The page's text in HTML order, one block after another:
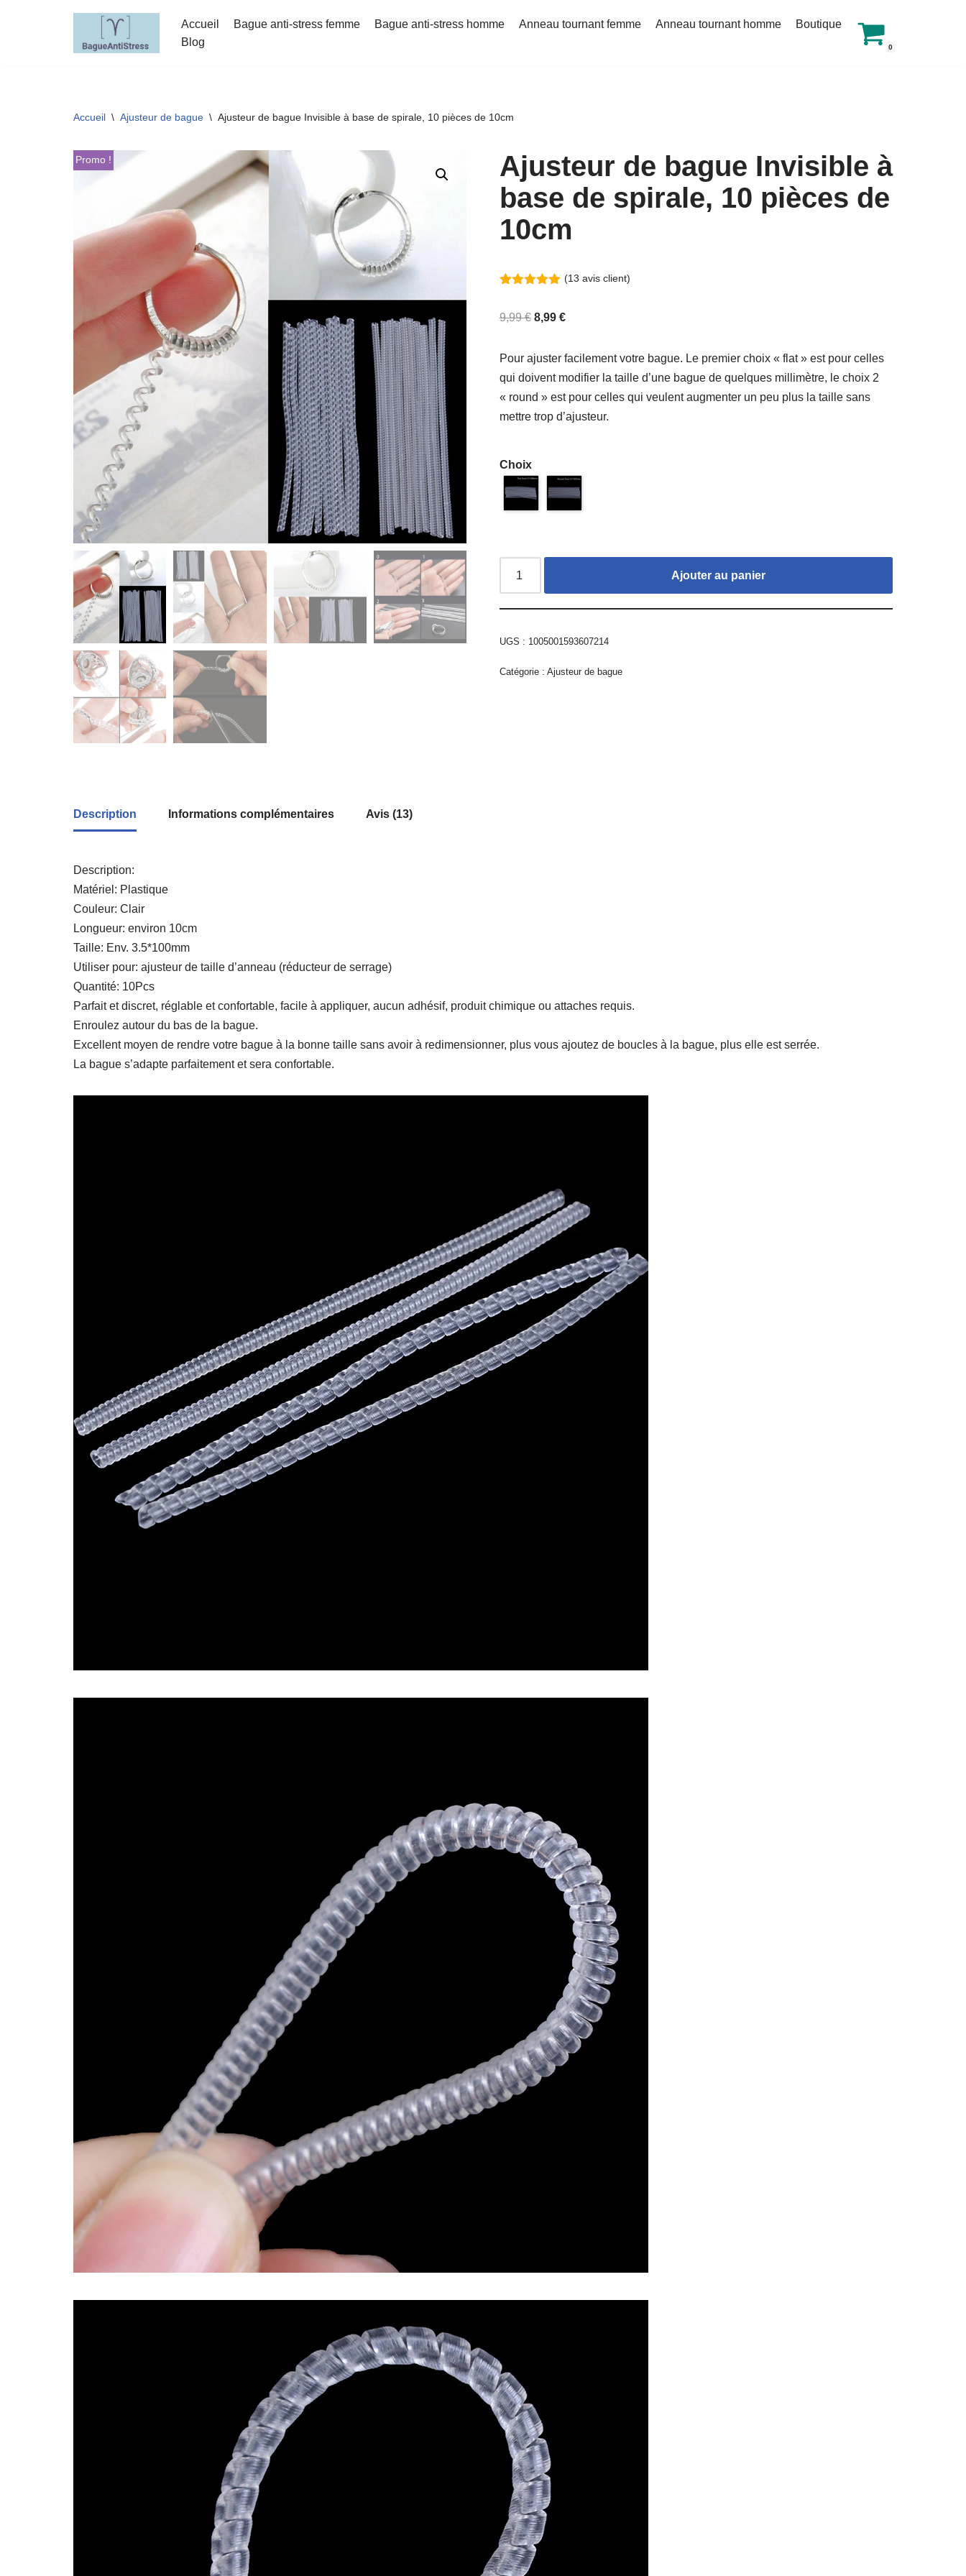
Accueil Bague anti-stress femme Bague anti-stress homme Anneau tournant femme Anneau tournant homme
Boutique
Blog
0
Accueil \ Ajusteur de bague \ Ajusteur de bague Invisible à base de spirale, 10 pièces de 10cm
Promo !
Ajusteur de bague Invisible à
base de spirale, 10 pièces de
10cm
basé sur
(13 avis client)
9,99€ 8,99 €
Pour ajuster facilement votre bague. Le premier choix « flat » est pour celles
qui doivent modifier la taille d’une bague de quelques millimètre, le choix 2
« round » est pour celles qui veulent augmenter un peu plus la taille sans
mettre trop d’ajusteur.
Choix
Ajouter au panier
UGS : 1005001593607214
Catégorie : Ajusteur de bague
Description Informations complémentaires Avis (13)
Description:
Matériel: Plastique
Couleur: Clair
Longueur: environ 10cm
Taille: Env. 3.5*100mm
Utiliser pour: ajusteur de taille d’anneau (réducteur de serrage)
Quantité: 10Pcs
Parfait et discret, réglable et confortable, facile à appliquer, aucun adhésif, produit chimique ou attaches requis.
Enroulez autour du bas de la bague.
Excellent moyen de rendre votre bague à la bonne taille sans avoir à redimensionner, plus vous ajoutez de boucles à la bague, plus elle est serrée.
La bague s’adapte parfaitement et sera confortable.